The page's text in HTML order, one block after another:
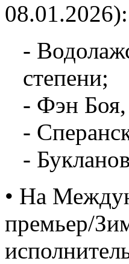
08.01.2026):
-
степени;
- Фэн Боя,
-
-
• На
премьер/